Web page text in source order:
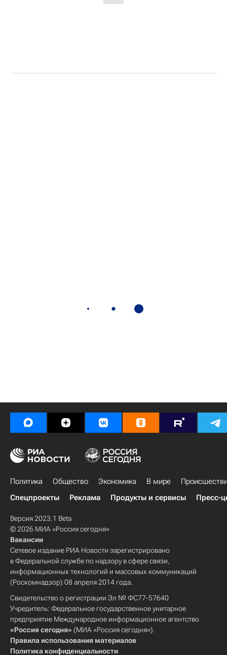
Политика Общество Экономика В мире
Спецпроекты
Реклама Продукты и сервисы Пресс-
Версия 2023.1 Beta
© 2026 МИА «Россия сегодня»
Вакансии
Сетевое издание РИА Новости зарегистрировано
в Федеральной службе по надзору в сфере связи,
информационных технологий и массовых коммуникаций
(Роскомнадзор) 08 апреля 2014 года.
Свидетельство о регистрации Эл № ФС77-57640
Учредитель: Федеральное государственное унитарное
предприятие Международное информационное агентство
«Россия сегодня» (МИА «Россия сегодня»).
Правила использования материалов
Политика конфиденциальности